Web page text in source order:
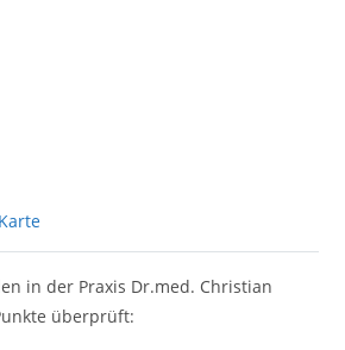
Karte
in der Praxis Dr.med. Christian
überprüft: